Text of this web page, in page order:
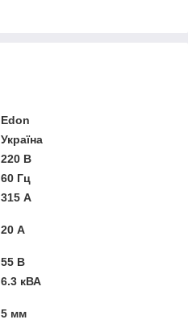
Edon
Україна
220 В
60 Гц
315 А
20 А
55 В
6.3 кВА
5 мм